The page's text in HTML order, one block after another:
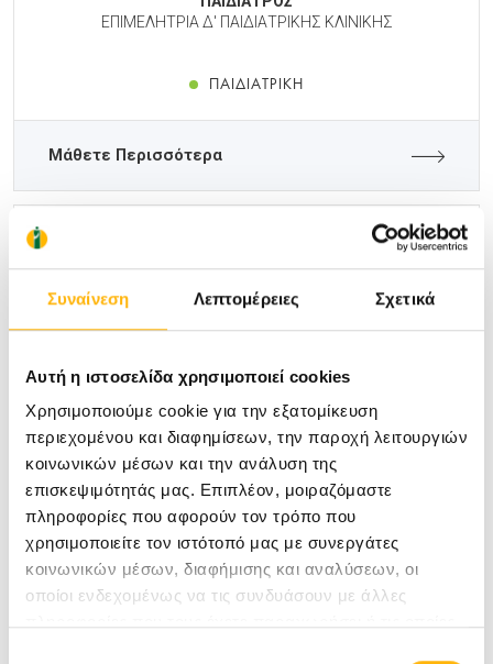
Συναίνεση Λεπτομέρειες Σχετικά
Αυτή η ιστοσελίδα χρησιμοποιεί cookies
Χρησιμοποιούμε cookie για την εξατομίκευση
περιεχομένου και διαφημίσεων, την παροχή λειτουργιών
κοινωνικών μέσων και την ανάλυση της
επισκεψιμότητάς μας. Επιπλέον, μοιραζόμαστε
πληροφορίες που αφορούν τον τρόπο που
χρησιμοποιείτε τον ιστότοπό μας με συνεργάτες
κοινωνικών μέσων, διαφήμισης και αναλύσεων, οι
οποίοι ενδεχομένως να τις συνδυάσουν με άλλες
ΕΠΙΜΕΛΗΤΡΙΑ Δ' ΠΑΙΔΙΑΤΡΙΚΗΣ ΚΛΙΝΙΚΗΣ
ΠΑΙΔΙΑΤΡΙΚΉ
Μάθετε Περισσότερα
ΑΛΤΑΝΗ ΕΛΕΝΗ
ΜΑΙΕΥΤΗΡΑΣ-ΓΥΝΑΙΚΟΛΟΓΟΣ
ΜΑΙΕΥΤΙΚΉ - ΓΥΝΑΙΚΟΛΟΓΙΚΉ
Μάθετε Περισσότερα